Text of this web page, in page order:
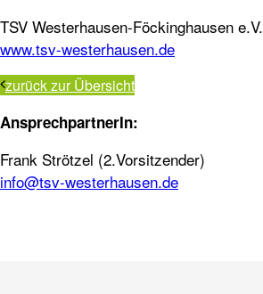
TSV Westerhausen-Föckinghausen e.V.
www.tsv-westerhausen.de
zurück zur Übersicht
AnsprechpartnerIn:
Frank Strötzel (2.Vorsitzender)
info@tsv-westerhausen.de